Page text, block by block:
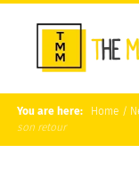
You are here: Home /
son retour